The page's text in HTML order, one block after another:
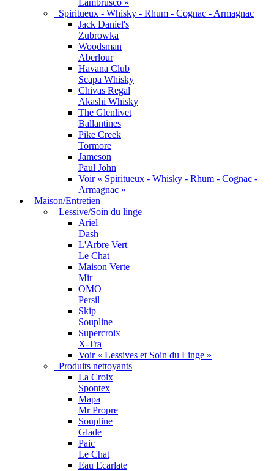
Lambrusco »
Spiritueux - Whisky - Rhum - Cognac - Armagnac
Jack Daniel's
Zubrowka
Woodsman
Aberlour
Havana Club
Scapa Whisky
Chivas Regal
Akashi Whisky
The Glenlivet
Ballantines
Pike Creek
Tormore
Jameson
Paul John
Voir « Spiritueux - Whisky - Rhum - Cognac -
Armagnac »
Maison/Entretien
Lessive/Soin du linge
Ariel
Dash
L'Arbre Vert
Le Chat
Maison Verte
Mir
OMO
Persil
Skip
Soupline
Supercroix
X-Tra
Voir « Lessives et Soin du Linge »
Produits nettoyants
La Croix
Spontex
Mapa
Mr Propre
Soupline
Glade
Paic
Le Chat
Eau Ecarlate